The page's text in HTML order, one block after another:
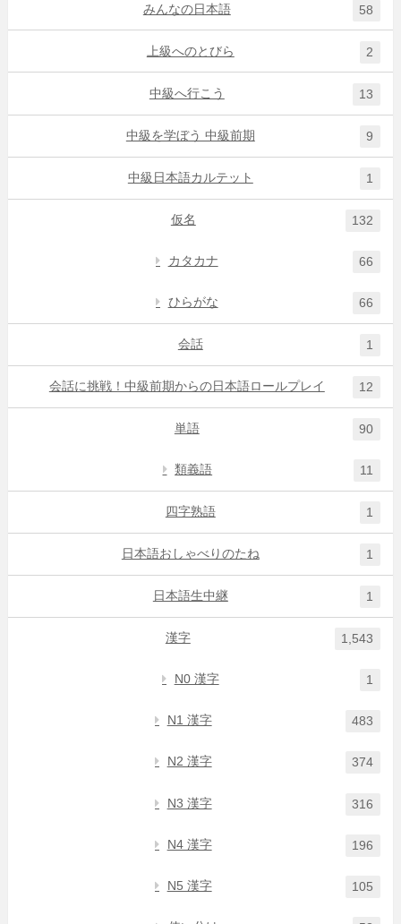
みんなの日本語 58
上級へのとびら 2
中級へ行こう 13
中級を学ぼう 中級前期 9
中級日本語カルテット 1
仮名 132
カタカナ 66
ひらがな 66
会話 1
会話に挑戦！中級前期からの日本語ロールプレイ 12
単語 90
類義語 11
四字熟語 1
日本語おしゃべりのたね 1
日本語生中継 1
漢字 1,543
N0 漢字 1
N1 漢字 483
N2 漢字 374
N3 漢字 316
N4 漢字 196
N5 漢字 105